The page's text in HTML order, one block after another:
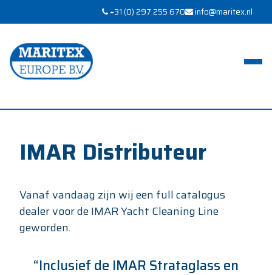
+31 (0) 297 255 670 info@maritex.nl
IMAR Distributeur
Vanaf vandaag zijn wij een full catalogus
dealer voor de IMAR Yacht Cleaning Line
geworden.
“Inclusief de IMAR Strataglass en